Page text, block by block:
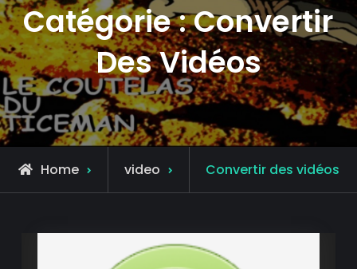
Catégorie :Convertir
Des Vidéos
Home video
Archive
for
Convertir des vidéos